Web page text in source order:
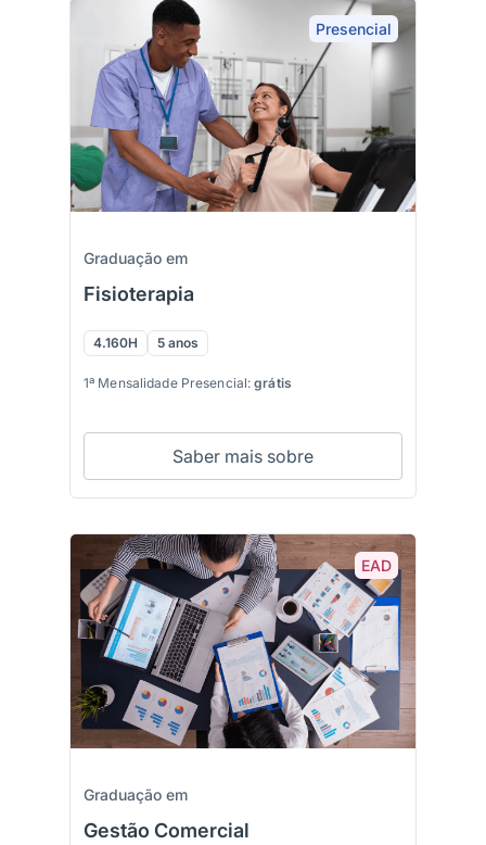
Presencial
Graduação em
Fisioterapia
4.160H 5 anos
1ª Mensalidade Presencial:grátis
Saber mais sobre
EAD
Graduação em
Gestão Comercial